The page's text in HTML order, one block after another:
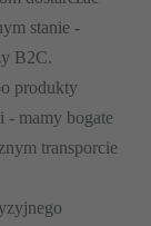
stanie -
B2C.
produkty
- mamy bogate
transporcie